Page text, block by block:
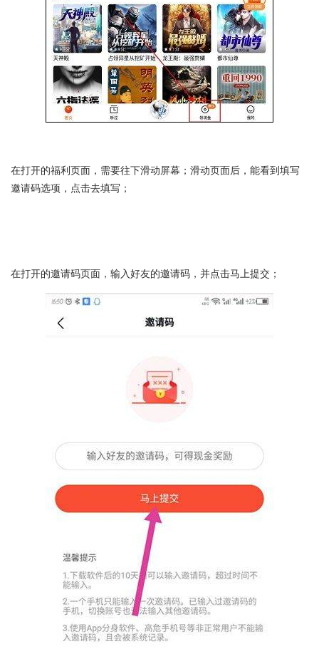
在打开的福利页面，需要往下滑动屏幕；滑动页面后，能看到填写
邀请码选项，点击去填写；
在打开的邀请码页面，输入好友的邀请码，并点击马上提交；